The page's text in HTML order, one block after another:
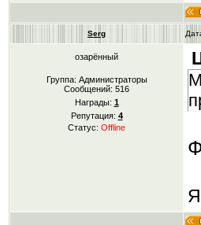
Serg
озарённый
Группа: Администраторы
Сообщений: 516
Награды: 1
Репутация: 4
Статус: Offline